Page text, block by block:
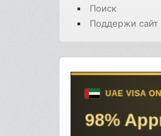
Поиск
Поддержи сайт